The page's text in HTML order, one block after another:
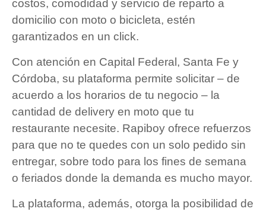
costos, comodidad y servicio de reparto a
domicilio con moto o bicicleta, estén
garantizados en un click.
Con atención en Capital Federal, Santa Fe y
Córdoba, su plataforma permite solicitar – de
acuerdo a los horarios de tu negocio – la
cantidad de delivery en moto que tu
restaurante necesite. Rapiboy ofrece refuerzos
para que no te quedes con un solo pedido sin
entregar, sobre todo para los fines de semana
o feriados donde la demanda es mucho mayor.
La plataforma, además, otorga la posibilidad de